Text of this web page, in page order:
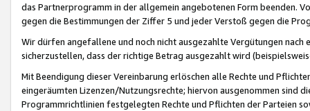
das Partnerprogramm in der allgemein angebotenen Form beenden.
gegen die Bestimmungen der Ziffer 5 und jeder Verstoß gegen die
Wir dürfen angefallene und noch nicht ausgezahlte Vergütungen
sicherzustellen, dass der richtige Betrag ausgezahlt wird
Mit Beendigung dieser Vereinbarung erlöschen alle Rechte und
eingeräumten Lizenzen/Nutzungsrechte; hiervon ausgenommen sind
Programmrichtlinien festgelegten Rechte und Pflichten der Parteien